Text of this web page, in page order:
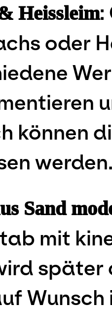
Heissleim:
oder
können
werden.
Sand
mit
Wunsch